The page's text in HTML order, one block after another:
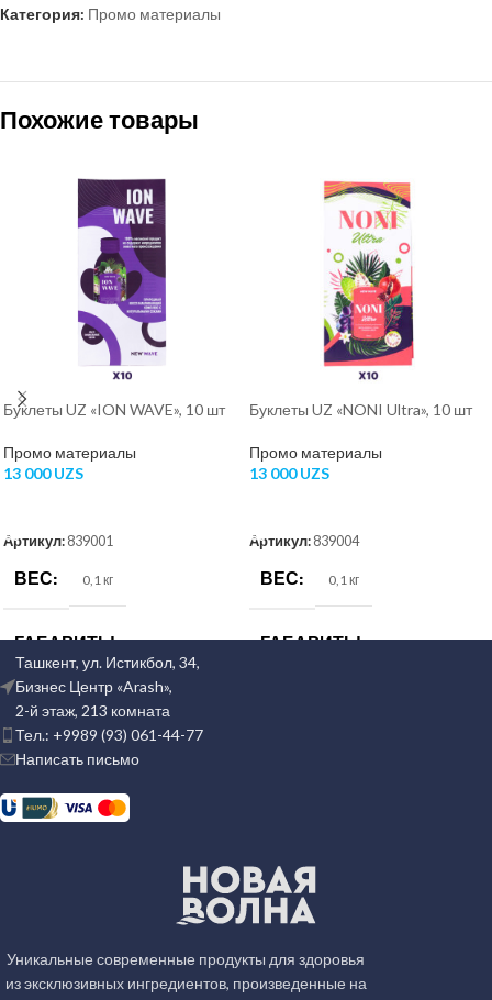
Категория: Промо материалы
Похожие товары
Буклеты UZ «ION WAVE», 10 шт
Промо материалы
13 000UZS
Артикул: 839001
ВЕС 0,1 кг
ГАБАРИТЫ 1 × 1 × 1 см
CV
Буклеты UZ «NONI Ultra», 10 шт
Промо материалы
13 000UZS
Артикул: 839004
ВЕС 0,1 кг
ГАБАРИТЫ 1 × 1 × 1 см
КОД УПАКОВКИ
Ташкент, ул. Истикбол, 34,
Бизнес Центр «Arash»,
2-й этаж, 213 комната
Тел.: +9989 (93) 061-44-77
Написать письмо
Уникальные современные продукты для здоровья
из эксклюзивных ингредиентов, произведенные на